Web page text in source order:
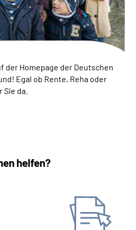
(DGS)
der Homepage der Deutschen
Egal ob Rente, Reha oder
da.
helfen?